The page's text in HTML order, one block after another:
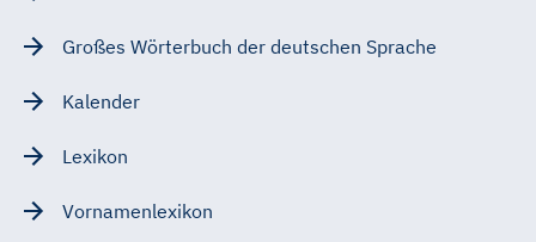
Großes Wörterbuch der deutschen Sprache
Kalender
Lexikon
Vornamenlexikon